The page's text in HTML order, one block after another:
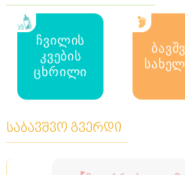
ჩვილის
კვების
ცხრილი
საბავშვო გვერდი